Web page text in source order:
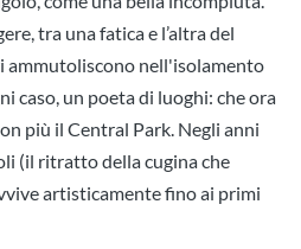
tra una fatica e l’altra del
ammutoliscono nell'isolamento
caso, un poeta di luoghi: che ora
più il Central Park. Negli anni
(il ritratto della cugina che
artisticamente fino ai primi